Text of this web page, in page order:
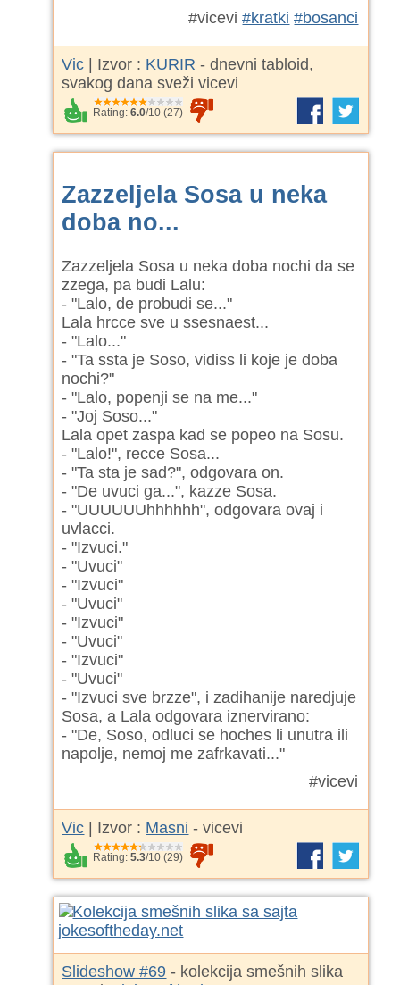
#vicevi#kratki #bosanci
Vic | Izvor : KURIR - dnevni tabloid,
svakog dana sveži vicevi
Rating:6.0/10 (27)
Zazzeljela Sosa u neka
doba no...
Zazzeljela Sosa u neka doba nochi da se
zzega, pa budi Lalu:
- "Lalo, de probudi se..."
Lala hrcce sve u ssesnaest...
- "Lalo..."
- "Ta ssta je Soso, vidiss li koje je doba
nochi?"
- "Lalo, popenji se na me..."
- "Joj Soso..."
Lala opet zaspa kad se popeo na Sosu.
- "Lalo!", recce Sosa...
- "Ta sta je sad?", odgovara on.
- "De uvuci ga...", kazze Sosa.
- "UUUUUUhhhhhh", odgovara ovaj i
uvlacci.
- "Izvuci."
- "Uvuci"
- "Izvuci"
- "Uvuci"
- "Izvuci"
- "Uvuci"
- "Izvuci"
- "Uvuci"
- "Izvuci sve brzze", i zadihanije naredjuje
Sosa, a Lala odgovara iznervirano:
- "De, Soso, odluci se hoches li unutra ili
napolje, nemoj me zafrkavati..."
#vicevi
Vic | Izvor : Masni - vicevi
Rating:5.3/10 (29)
Slideshow #69 - kolekcija smešnih slika